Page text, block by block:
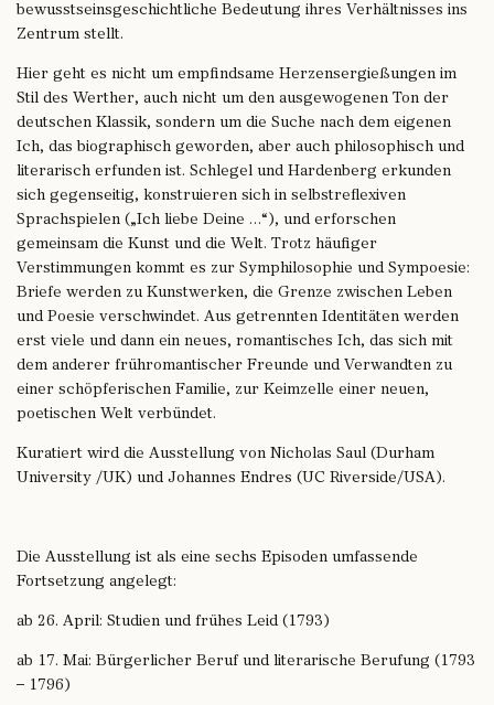
bewusstseinsgeschichtliche Bedeutung ihres Verhältnisses ins
Zentrum stellt.
Hier geht es nicht um empfindsame Herzensergießungen im
Stil des Werther, auch nicht um den ausgewogenen Ton der
deutschen Klassik, sondern um die Suche nach dem eigenen
Ich, das biographisch geworden, aber auch philosophisch und
literarisch erfunden ist. Schlegel und Hardenberg erkunden
sich gegenseitig, konstruieren sich in selbstreflexiven
Sprachspielen („Ich liebe Deine …“), und erforschen
gemeinsam die Kunst und die Welt. Trotz häufiger
Verstimmungen kommt es zur Symphilosophie und Sympoesie:
Briefe werden zu Kunstwerken, die Grenze zwischen Leben
und Poesie verschwindet. Aus getrennten Identitäten werden
erst viele und dann ein neues, romantisches Ich, das sich mit
dem anderer frühromantischer Freunde und Verwandten zu
einer schöpferischen Familie, zur Keimzelle einer neuen,
poetischen Welt verbündet.
Kuratiert wird die Ausstellung von Nicholas Saul (Durham
University /UK) und Johannes Endres (UC Riverside/USA).
Die Ausstellung ist als eine sechs Episoden umfassende
Fortsetzung angelegt:
ab 26. April: Studien und frühes Leid (1793)
ab 17. Mai: Bürgerlicher Beruf und literarische Berufung (1793
– 1796)